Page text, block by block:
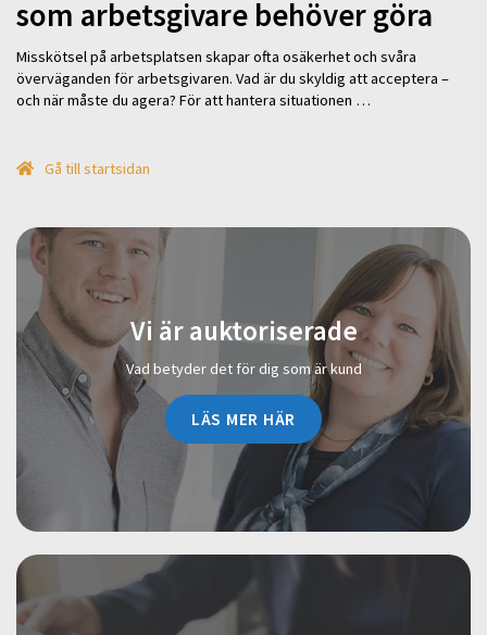
som arbetsgivare behöver göra
Misskötsel på arbetsplatsen skapar ofta osäkerhet och svåra
överväganden för arbetsgivaren. Vad är du skyldig att acceptera –
och när måste du agera? För att hantera situationen …
Gå till startsidan
Vi är auktoriserade
Vad betyder det för dig som är kund
LÄS MER HÄR